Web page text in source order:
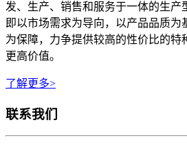
发、生产、销售和服务于一体的生产
即以市场需求为导向，以产品品质为
为保障，力争提供较高的性价比的特
更高价值。
了解更多>
联系我们